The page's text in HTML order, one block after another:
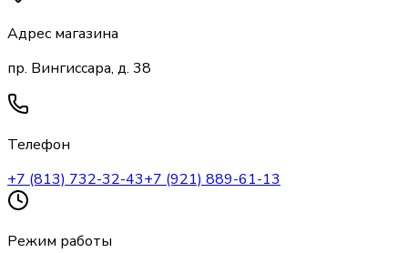
Адрес магазина
пр. Вингиссара, д. 38
Телефон
+7 (813) 732-32-43+7 (921) 889-61-13
Режим работы